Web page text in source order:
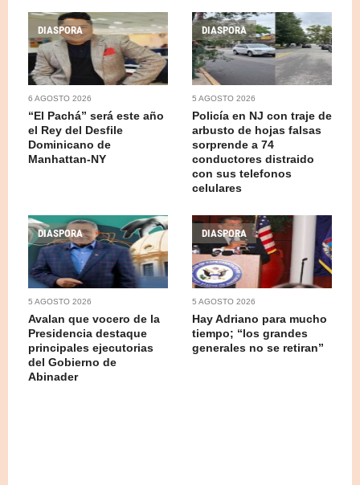
DIASPORA
6 AGOSTO 2026
“El Pachá” será este año
el Rey del Desfile
Dominicano de
Manhattan-NY
DIASPORA
5 AGOSTO 2026
Policía en NJ con traje de
arbusto de hojas falsas
sorprende a 74
conductores distraido
con sus telefonos
celulares
DIASPORA
5 AGOSTO 2026
Avalan que vocero de la
Presidencia destaque
principales ejecutorias
del Gobierno de
Abinader
DIASPORA
5 AGOSTO 2026
Hay Adriano para mucho
tiempo; “los grandes
generales no se retiran”